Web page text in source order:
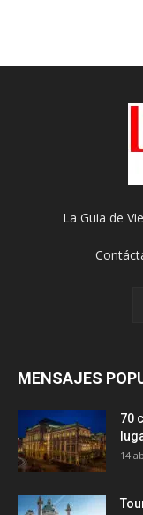
La Guia de
MENSAJES
70
14